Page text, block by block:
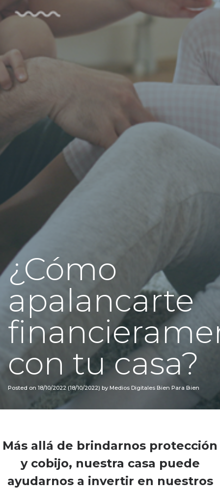
¿Cómo
apalancarte
con tu casa?
Posted on 18/10/2022 (18/10/2022) by Medios Digitales Bien Para Bien
Más allá de brindarnos protección
y cobijo, nuestra casa puede
ayudarnos a invertir en nuestros